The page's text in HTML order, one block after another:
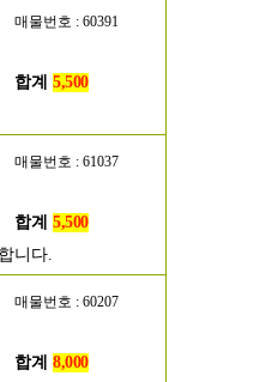
매물번호 : 60391
합계 5,500
매물번호 : 61037
합계 5,500
니다.
매물번호 : 60207
합계 8,000